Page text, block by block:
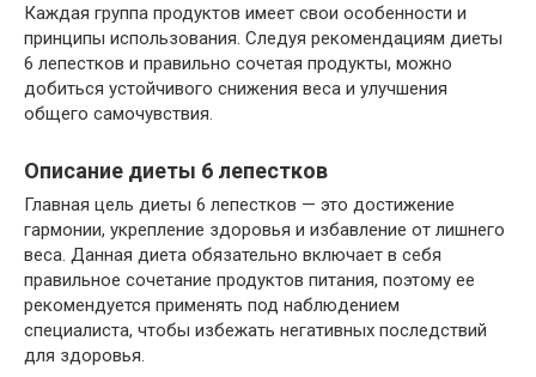
Каждая группа продуктов имеет свои особенности и
принципы использования. Следуя рекомендациям диеты
6 лепестков и правильно сочетая продукты, можно
добиться устойчивого снижения веса и улучшения
общего самочувствия.
Описание диеты 6 лепестков
Главная цель диеты 6 лепестков — это достижение
гармонии, укрепление здоровья и избавление от лишнего
веса. Данная диета обязательно включает в себя
правильное сочетание продуктов питания, поэтому ее
рекомендуется применять под наблюдением
специалиста, чтобы избежать негативных последствий
для здоровья.